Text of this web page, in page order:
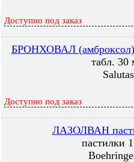
Доступно под заказ
БРОНХОВАЛ
табл. 30
Доступно под заказ
ЛАЗОЛВАН
пастилки